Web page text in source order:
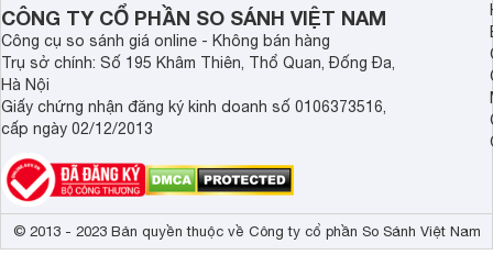
CÔNG TY CỔ PHẦN SO SÁNH VIỆT NAM
Công cụ so sánh giá online - Không bán hàng
Trụ sở chính: Số 195 Khâm Thiên, Thổ Quan, Đống Đa,
Hà Nội
Giấy chứng nhận đăng ký kinh doanh số 0106373516,
cấp ngày 02/12/2013
© 2013 - 2023 Bản quyền thuộc về Công ty cổ phần So Sánh Việt Nam